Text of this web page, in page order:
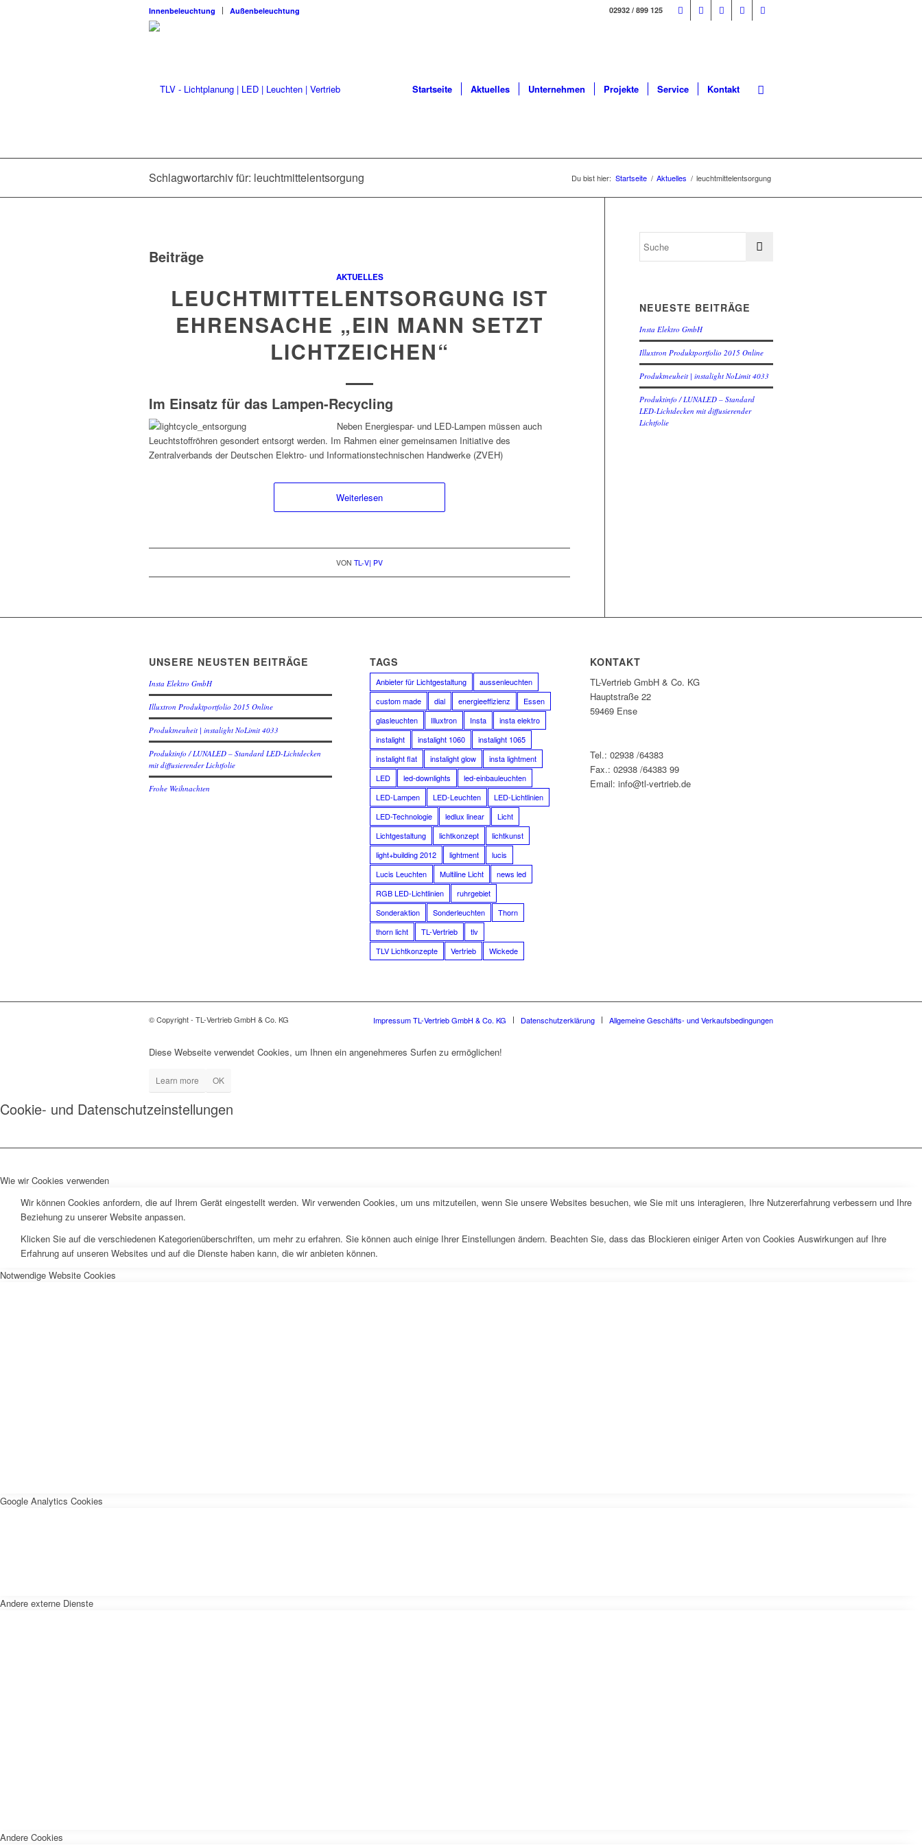
Innenbeleuchtung Außenbeleuchtung 02932 / 899 125
Startseite Aktuelles Unternehmen Projekte Service Kontakt
Schlagwortarchiv für: leuchtmittelentsorgung Du bist hier: Startseite / Aktuelles / leuchtmittelentsorgung
Beiträge
AKTUELLES
LEUCHTMITTELENTSORGUNG IST
EHRENSACHE „EIN MANN SETZT
LICHTZEICHEN“
Im Einsatz für das Lampen-Recycling
Neben Energiespar- und LED-Lampen müssen auch
Leuchtstoffröhren gesondert entsorgt werden. Im Rahmen einer gemeinsamen Initiative des
Zentralverbands der Deutschen Elektro- und Informationstechnischen Handwerke (ZVEH)
Weiterlesen
VONTL-V| PV
NEUESTE BEITRÄGE
Insta Elektro GmbH
Illuxtron Produktportfolio 2015 Online
Produktneuheit | instalight NoLimit 4033
Produktinfo / LUNALED – Standard
LED-Lichtdecken mit diffusierender
Lichtfolie
UNSERE NEUSTEN BEITRÄGE
Insta Elektro GmbH
Illuxtron Produktportfolio 2015 Online
Produktneuheit | instalight NoLimit 4033
Produktinfo / LUNALED – Standard LED-Lichtdecken
mit diffusierender Lichtfolie
Frohe Weihnachten
TAGS
Anbieter für Lichtgestaltung
aussenleuchten
custom made
dial energieeffizienz
Essen
glasleuchten
Illuxtron Insta
insta elektro
instalight
instalight 1060
instalight 1065
instalight flat
instalight glow
insta lightment
LED
led-downlights
led-einbauleuchten
LED-Lampen
LED-Leuchten
LED-Lichtlinien
LED-Technologie
ledlux linear
Licht
Lichtgestaltung
lichtkonzept
lichtkunst
light+building 2012
lightment
lucis
Lucis Leuchten
Multiline Licht
news led
RGB LED-Lichtlinien
ruhrgebiet
Sonderaktion
Sonderleuchten
Thorn
thorn licht
TL-Vertrieb
tlv
TLV Lichtkonzepte
Vertrieb Wickede
KONTAKT
TL-Vertrieb GmbH & Co. KG
Hauptstraße 22
59469 Ense
Tel.: 02938 /64383
Fax.: 02938 /64383 99
Email: info@tl-vertrieb.de
© Copyright - TL-Vertrieb GmbH & Co. KG Impressum TL-Vertrieb GmbH & Co. KG Datenschutzerklärung Allgemeine Geschäfts- und Verkaufsbedingungen
Diese Webseite verwendet Cookies, um Ihnen ein angenehmeres Surfen zu ermöglichen!
Learn more OK
Cookie- und Datenschutzeinstellungen
Wie wir Cookies verwenden
Wir können Cookies anfordern, die auf Ihrem Gerät eingestellt werden. Wir verwenden Cookies, um uns mitzuteilen, wenn Sie unsere Websites besuchen, wie Sie mit uns interagieren, Ihre Nutzererfahrung verbessern und Ihre
Beziehung zu unserer Website anpassen.
Klicken Sie auf die verschiedenen Kategorienüberschriften, um mehr zu erfahren. Sie können auch einige Ihrer Einstellungen ändern. Beachten Sie, dass das Blockieren einiger Arten von Cookies Auswirkungen auf Ihre
Erfahrung auf unseren Websites und auf die Dienste haben kann, die wir anbieten können.
Notwendige Website Cookies
Google Analytics Cookies
Andere externe Dienste
Andere Cookies